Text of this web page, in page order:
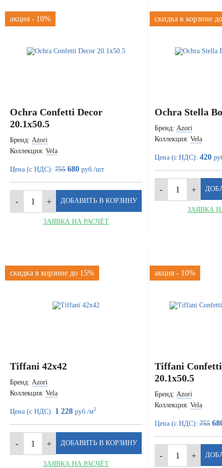
акция - 10%
Ochra Confetti Decor
20.1x50.5
Бренд: Azori
Коллекция: Vela
Цена (с НДС): 755 680 руб./шт
ЗАЯВКА НА РАСЧЁТ
скидка в корзине
Ochra Stella
Бренд: Azori
Коллекция: Vela
Цена (с НДС): 420
ЗАЯВКА
скидка в корзине до 15%
Tiffani 42x42
Бренд: Azori
Коллекция: Vela
Цена (с НДС): 1 228 руб./м2
ЗАЯВКА НА РАСЧЁТ
акция - 10%
Tiffani
20.1x50.5
Бренд: Azori
Коллекция: Vela
Цена (с НДС):755